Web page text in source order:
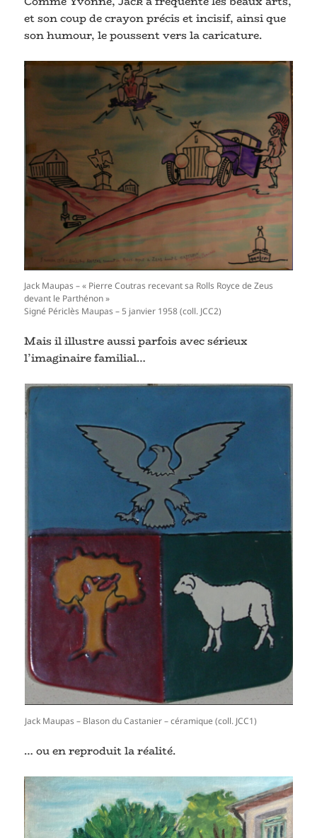
et son coup de crayon précis et incisif, ainsi que
son humour, le poussent vers la caricature.
Jack Maupas – « Pierre Coutras recevant sa Rolls Royce de Zeus
devant le Parthénon »
Signé Périclès Maupas – 5 janvier 1958 (coll. JCC2)
Mais il illustre aussi parfois avec sérieux
l’imaginaire familial…
Jack Maupas – Blason du Castanier – céramique (coll. JCC1)
… ou en reproduit la réalité.